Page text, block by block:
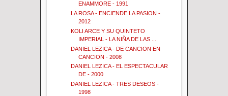
ENAMMORE - 1991
LA ROSA - ENCIENDE LA PASION -
2012
KOLI ARCE Y SU QUINTETO
IMPERIAL - LA NIÑA DE LAS ...
DANIEL LEZICA - DE CANCION EN
CANCION - 2008
DANIEL LEZICA - EL ESPECTACULAR
DE - 2000
DANIEL LEZICA - TRES DESEOS -
1998